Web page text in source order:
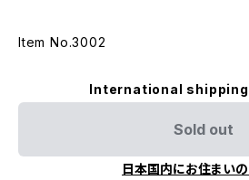
Item No.3002
International
Sold out
日本国内にお住まい